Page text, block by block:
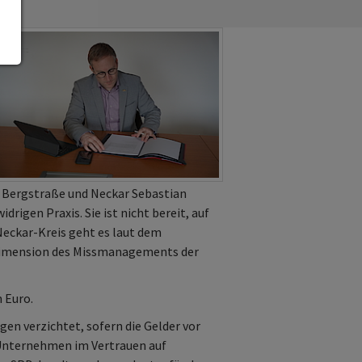
und Neckar Sebastian
Praxis. Sie ist nicht bereit, auf
Kreis geht es laut dem
des Missmanagements der
Euro.
verzichtet, sofern die Gelder vor
im Vertrauen auf